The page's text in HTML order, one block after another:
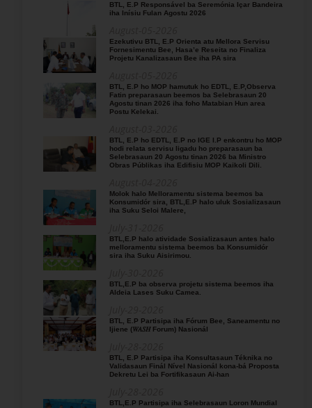
BTL, E.P Responsável ba Seremónia Içar Bandeira
iha Inísiu Fulan Agostu 2026
Ezekutivu BTL, E.P Orienta atu Mellora Servisu
Fornesimentu Bee, Hasa’e Reseita no Finaliza
Projetu Kanalizasaun Bee iha PA sira
BTL, E.P ho MOP hamutuk ho EDTL, E.P,Observa
Fatin preparasaun beemos ba Selebrasaun 20
Agostu tinan 2026 iha foho Matabian Hun area
Postu Kelekai.
BTL, E.P ho EDTL, E.P no IGE I.P enkontru ho MOP
hodi relata servisu ligadu ho preparasaun ba
Selebrasaun 20 Agostu tinan 2026 ba Ministro
Obras Públikas iha Edifisiu MOP Kaikoli Dili.
Molok halo Melloramentu sistema beemos ba
Konsumidór sira, BTL,E.P halo uluk Sosializasaun
iha Suku Seloi Malere,
BTL,E.P halo atividade Sosializasaun antes halo
melloramentu sistema beemos ba Konsumidór
sira iha Suku Aisirimou.
BTL,E.P ba observa projetu sistema beemos iha
Aldeia Lases Suku Camea.
BTL, E.P Partisipa iha Fórum Bee, Saneamentu no
Ijiene (𝑊𝐴𝑆𝐻 Forum) Nasionál
BTL, E.P Partisipa iha Konsultasaun Téknika no
Validasaun Finál Nível Nasionál kona-bá Proposta
Dekretu Lei ba Fortifikasaun Ai-han
BTL,E.P Partisipa iha Selebrasaun Loron Mundial